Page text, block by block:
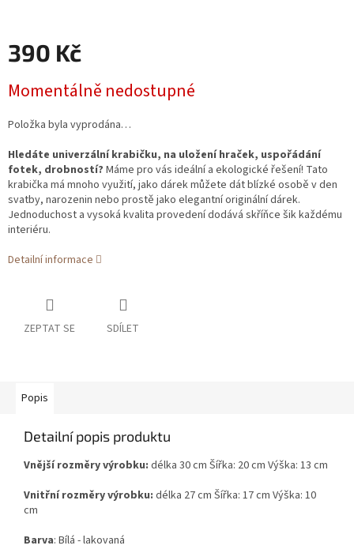
390 Kč
cena:
Momentálně nedostupné
Položka byla vyprodána…
Hledáte univerzální krabičku, na uložení hraček, uspořádání
fotek, drobností? Máme pro vás ideální a ekologické řešení! Tato
krabička má mnoho využití, jako dárek můžete dát blízké osobě v den
svatby, narozenin nebo prostě jako elegantní originální dárek.
Jednoduchost a vysoká kvalita provedení dodává skříňce šik každému
interiéru.
Detailní informace
ZEPTAT SE SDÍLET
Popis
Detailní popis produktu
Vnější rozměry výrobku: délka 30 cm Šířka: 20 cm Výška: 13 cm
Vnitřní rozměry výrobku: délka 27 cm Šířka: 17 cm Výška: 10
cm
Barva: Bílá - lakovaná